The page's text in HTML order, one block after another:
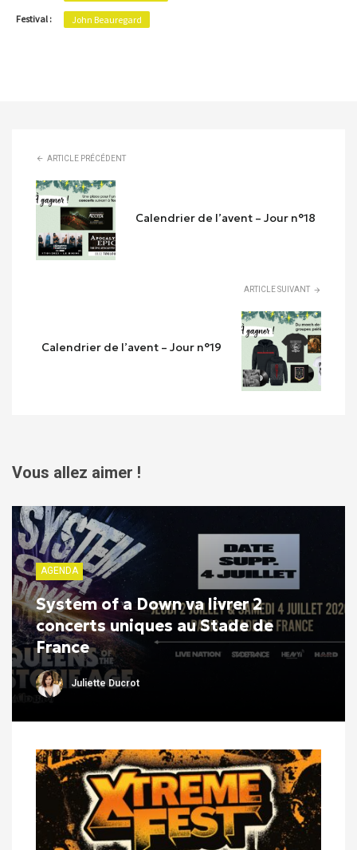
Festival : John Beauregard
ARTICLE PRÉCÉDENT
Calendrier de l’avent – Jour n°18
ARTICLE SUIVANT
Calendrier de l’avent – Jour n°19
Vous allez aimer !
AGENDA
System of a Down va livrer 2
concerts uniques au Stade de
France
Juliette Ducrot